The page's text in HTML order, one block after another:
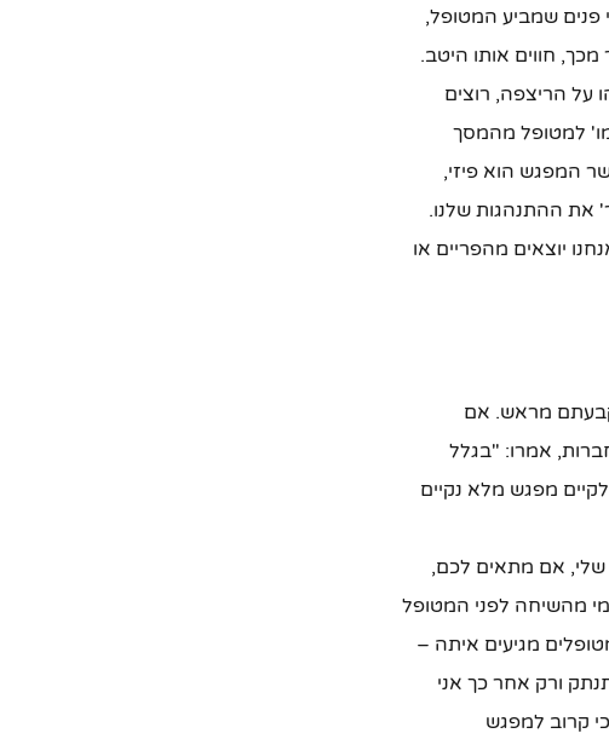
פנים שמביע המטופל,
חווים אותו היטב.
הריצפה, רוצים
למטופל מהמסך
המפגש הוא פיזי,
את ההתנהגות שלנו.
יוצאים מהפריים או
מראש. אם
אמרו: "בגלל
מפגש מלא נקיים
שלי, אם מתאים לכם,
מהשיחה לפני המטופל
מגיעים איתה –
ורק אחר כך אני
קרוב למפגש